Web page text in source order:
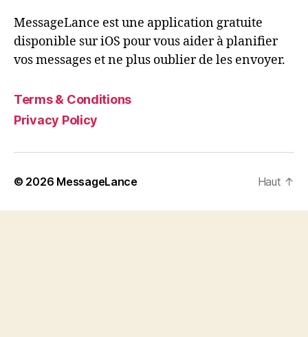
MessageLance est une application gratuite
disponible sur iOS pour vous aider à planifier
vos messages et ne plus oublier de les envoyer.
Terms & Conditions
Privacy Policy
© 2026 MessageLance Haut ↑